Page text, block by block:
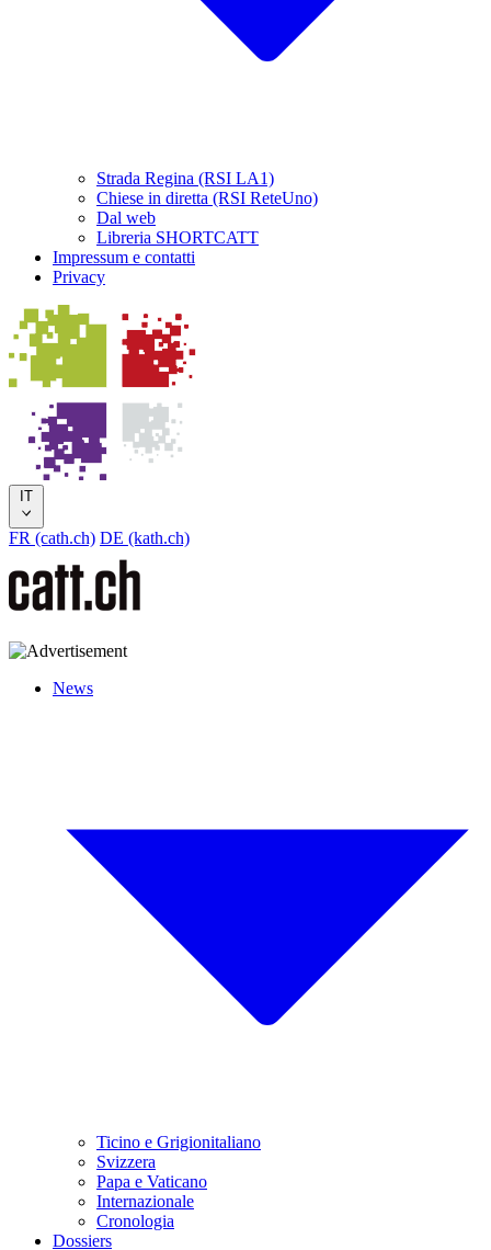
Strada Regina (RSI LA1)
Chiese in diretta (RSI ReteUno)
Dal web
Libreria SHORTCATT
Impressum e contatti
Privacy
IT
FR (cath.ch) DE (kath.ch)
News
Ticino e Grigionitaliano
Svizzera
Papa e Vaticano
Internazionale
Cronologia
Dossiers